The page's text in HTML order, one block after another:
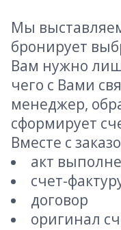
Мы
бронирует
Вам нужно
чего с Вами
менеджер,
сформирует
Вместе с
акт
счет-
договор
оригинал